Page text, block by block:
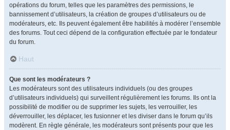
opérations du forum, telles que les paramètres des permissions, le
bannissement d’utilisateurs, la création de groupes d’utilisateurs ou de
modérateurs, etc. Ils peuvent également être habilités à modérer l’ensemble
des forums. Tout ceci dépend de la configuration effectuée par le fondateur
du forum.
Haut
Que sont les modérateurs ?
Les modérateurs sont des utilisateurs individuels (ou des groupes
d’utilisateurs individuels) qui surveillent régulièrement les forums. Ils ont la
possibilité de modifier ou de supprimer les sujets, les verrouiller, les
déverrouiller, les déplacer, les fusionner et les diviser dans le forum qu’ils
modèrent. En règle générale, les modérateurs sont présents pour que les